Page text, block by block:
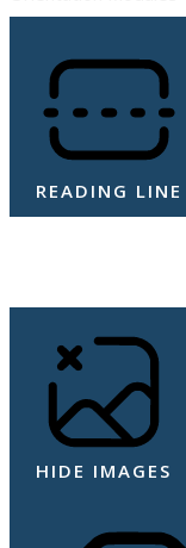
READING LINE
HIDE IMAGES